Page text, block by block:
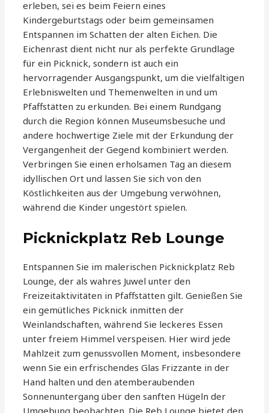
erleben, sei es beim Feiern eines
Kindergeburtstags oder beim gemeinsamen
Entspannen im Schatten der alten Eichen. Die
Eichenrast dient nicht nur als perfekte Grundlage
für ein Picknick, sondern ist auch ein
hervorragender Ausgangspunkt, um die vielfältigen
Erlebniswelten und Themenwelten in und um
Pfaffstätten zu erkunden. Bei einem Rundgang
durch die Region können Museumsbesuche und
andere hochwertige Ziele mit der Erkundung der
Vergangenheit der Gegend kombiniert werden.
Verbringen Sie einen erholsamen Tag an diesem
idyllischen Ort und lassen Sie sich von den
Köstlichkeiten aus der Umgebung verwöhnen,
während die Kinder ungestört spielen.
Picknickplatz Reb Lounge
Entspannen Sie im malerischen Picknickplatz Reb
Lounge, der als wahres Juwel unter den
Freizeitaktivitäten in Pfaffstätten gilt. Genießen Sie
ein gemütliches Picknick inmitten der
Weinlandschaften, während Sie leckeres Essen
unter freiem Himmel verspeisen. Hier wird jede
Mahlzeit zum genussvollen Moment, insbesondere
wenn Sie ein erfrischendes Glas Frizzante in der
Hand halten und den atemberaubenden
Sonnenuntergang über den sanften Hügeln der